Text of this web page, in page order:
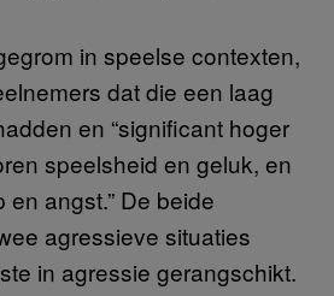
in speelse contexten,
dat die een laag
en “significant hoger
speelsheid en geluk, en
angst.” De beide
agressieve situaties
in agressie gerangschikt.